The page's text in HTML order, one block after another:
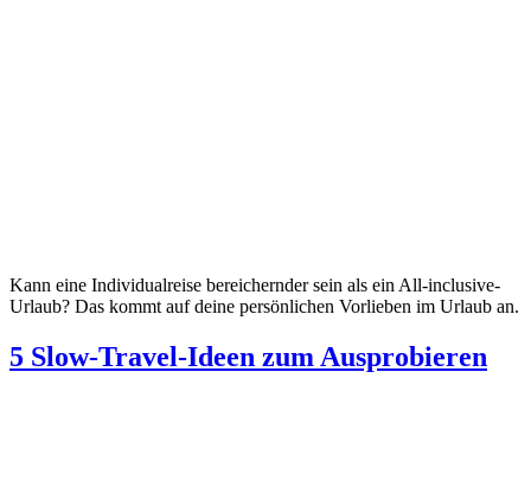
Kann eine Individualreise bereichernder sein als ein All-inclusive-
Urlaub? Das kommt auf deine persönlichen Vorlieben im Urlaub an.
5 Slow-Travel-Ideen zum Ausprobieren